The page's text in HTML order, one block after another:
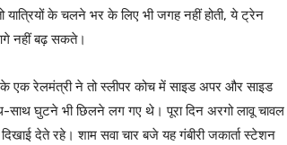
के चलने भर के लिए भी जगह नहीं होती, ये ट्रेन
नहीं बढ़ सकते।
एक रेलमंत्री ने तो स्लीपर कोच में साइड अपर और साइड
साथ घुटने भी छिलने लग गए थे। पूरा दिन अरगो लावू चावल
देते रहे। शाम सवा चार बजे यह गंबीरी जकार्ता स्टेशन